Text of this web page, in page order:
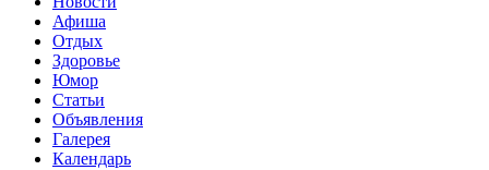
Афиша
Отдых
Здоровье
Юмор
Статьи
Объявления
Галерея
Календарь